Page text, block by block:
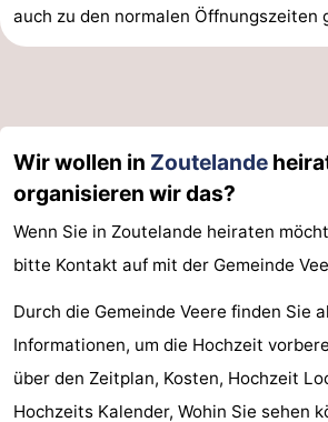
auch zu den normalen Öffnungszeiten
Wir wollen in Zoutelande
organisieren wir das?
Wenn Sie in Zoutelande heiraten
bitte Kontakt auf mit der Gemeinde
Durch die Gemeinde Veere finden Sie
Informationen, um die Hochzeit
über den Zeitplan, Kosten, Hochzeit
Hochzeits Kalender, Wohin Sie sehen